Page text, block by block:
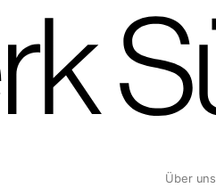
Über uns